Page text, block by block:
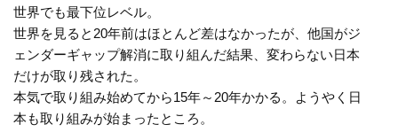
世界でも最下位レベル。
世界を見ると20年前はほとんど差はなかったが、他国がジ
ェンダーギャップ解消に取り組んだ結果、変わらない日本
だけが取り残された。
本気で取り組み始めてから15年～20年かかる。ようやく日
本も取り組みが始まったところ。